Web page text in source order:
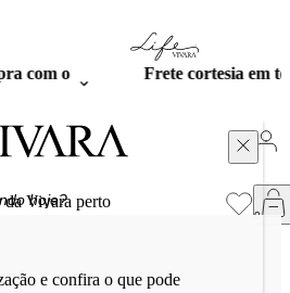
as compras acima de R$ 699.
da Vivara perto
e confira o que pode